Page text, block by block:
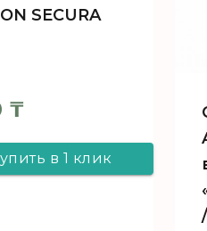
SECURA
₸
в 1 клик